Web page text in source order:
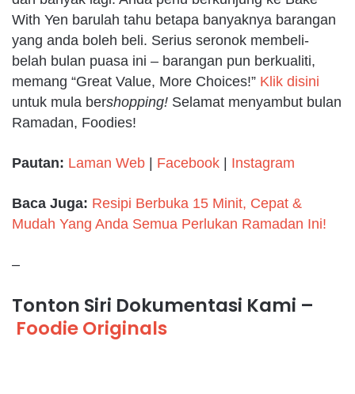
With Yen barulah tahu betapa banyaknya barangan
yang anda boleh beli. Serius seronok membeli-
belah bulan puasa ini – barangan pun berkualiti,
memang “Great Value, More Choices!” Klik disini
untuk mula bershopping! Selamat menyambut bulan
Ramadan, Foodies!
Pautan: Laman Web Facebook Instagram
Baca Juga: Resipi Berbuka 15 Minit, Cepat &
Mudah Yang Anda Semua Perlukan Ramadan Ini!
–
Tonton Siri Dokumentasi Kami –
Foodie Originals